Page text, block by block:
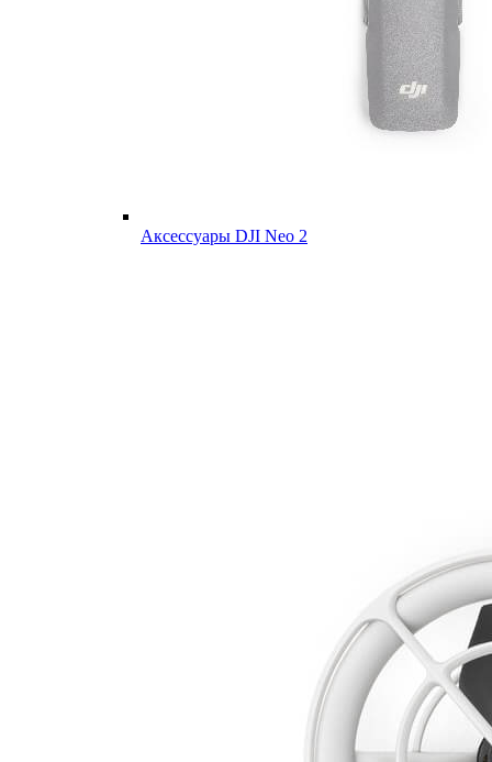
Аксессуары DJI Neo 2